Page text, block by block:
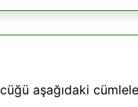
aşağıdaki